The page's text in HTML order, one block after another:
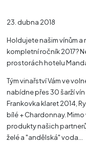
23. dubna 2018
Holdujete našim vínům
kompletní ročník 2017?
prostorách hotelu
Tým vinařství Vám ve
nabídne přes 30 šarží
Frankovka klaret 2014,
bílé + Chardonnay.
produkty našich
želé a "andělská" voda...